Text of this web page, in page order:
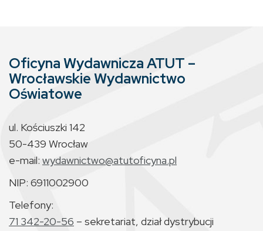
Oficyna Wydawnicza ATUT –
Wrocławskie Wydawnictwo
Oświatowe
ul. Kościuszki 142
50-439 Wrocław
e-mail: wydawnictwo@atutoficyna.pl
NIP: 6911002900
Telefony:
71 342-20-56 – sekretariat, dział dystrybucji